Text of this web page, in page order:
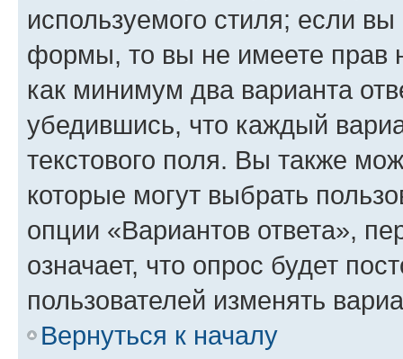
используемого стиля; если
формы, то вы не имеете прав
как минимум два варианта
убедившись, что каждый
текстового поля. Вы также
которые могут выбрать
опции «Вариантов ответа»,
означает, что опрос будет
пользователей изменять
Вернуться к началу